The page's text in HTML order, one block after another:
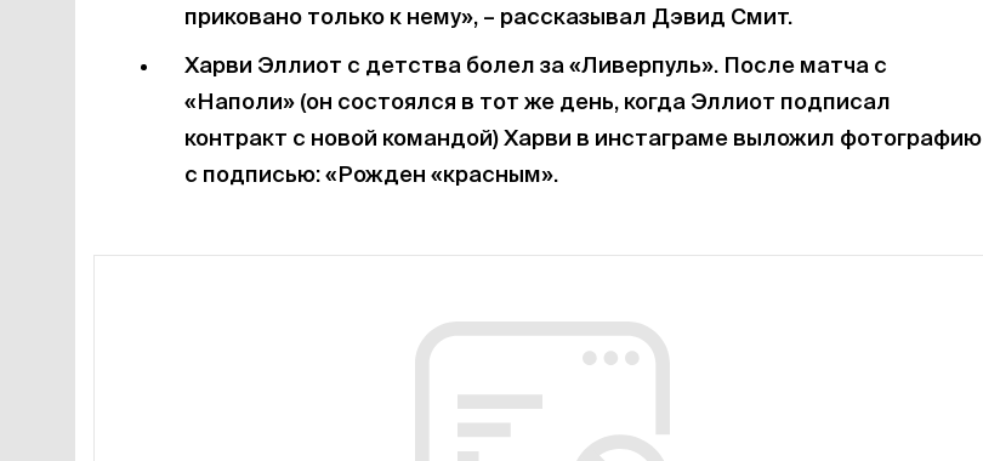
приковано только к нему», – рассказывал Дэвид Смит.
Харви Эллиот с детства болел за «Ливерпуль». После матча с
«Наполи» (он состоялся в тот же день, когда Эллиот подписал
контракт с новой командой) Харви в инстаграме выложил фотографию
с подписью: «Рожден «красным».